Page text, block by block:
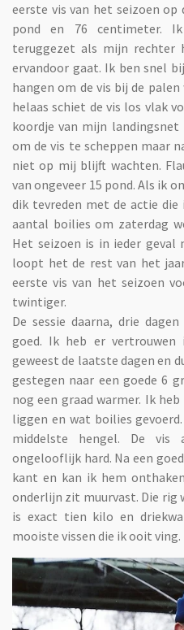
eerste vis van het seizoen op
pond en 76 centimeter.
teruggezet als mijn rechter
ervandoor gaat. Ik ben snel
hangen om de vis bij de
helaas schiet de vis los vlak
koordje van mijn
om de vis te scheppen maar
niet op mij blijft wachten.
van ongeveer 15 pond. Als ik
dik tevreden met de actie die
aantal boilies om zaterdag
Het seizoen is in ieder
loopt het de rest van het
eerste vis van het seizoen
twintiger.
De sessie daarna, drie
goed. Ik heb er
geweest de laatste dagen en
gestegen naar een goede 6
nog een graad warmer. Ik
liggen en wat boilies
middelste hengel. De vis
ongelooflijk hard. Na een
kant en kan ik hem
onderlijn zit muurvast. Die rig
is exact tien kilo en
mooiste vissen die ik ooit ving.